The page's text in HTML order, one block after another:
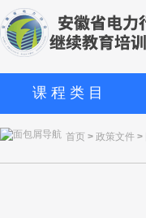
课 程 类 目
首页 > 政策文件 >